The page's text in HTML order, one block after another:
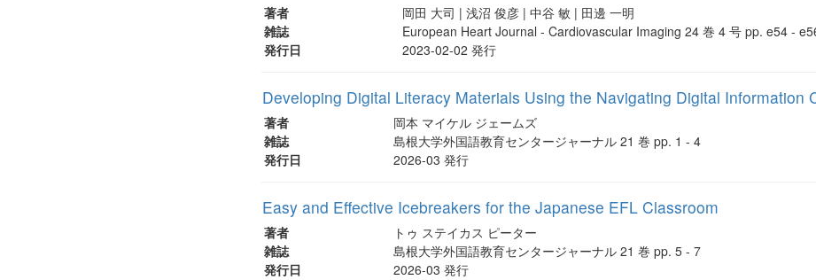
著者
岡田 大司 | 浅沼 俊彦 | 中谷 敏 | 田邊 一明
雑誌
European Heart Journal - Cardiovascular Imaging 24 巻 4 号 pp. e54 -
発行日
2023-02-02 発行
Developing Digital Literacy Materials Using the Navigating Digital Information
著者
岡本 マイケル ジェームズ
雑誌
島根大学外国語教育センタージャーナル 21 巻 pp. 1 - 4
発行日
2026-03 発行
Easy and Effective Icebreakers for the Japanese EFL Classroom
著者
トゥ ステイカス ピーター
雑誌
島根大学外国語教育センタージャーナル 21 巻 pp. 5 - 7
発行日
2026-03 発行